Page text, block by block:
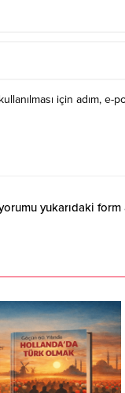
için adım,
yukarıdaki